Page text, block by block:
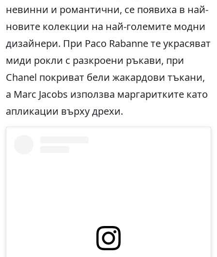
невинни и романтични, се появиха в най-
новите колекции на най-големите модни
дизайнери. При Paco Rabanne те украсяват
миди рокли с разкроени ръкави, при
Chanel покриват бели жакардови тъкани,
а Marc Jacobs използва маргаритките като
апликации върху дрехи.